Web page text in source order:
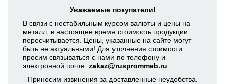
Уважаемые покупатели!
В связи с нестабильным курсом валюты и цены на
металл, в настоящее время стоимость продукции
пересчитывается. Цены, указанные на сайте могут
быть не актуальными! Для уточнения стоимости
просим связываться с нами по телефону и
электронной почте: zakaz@rusprommeb.ru
Приносим извинения за доставленные неудобства.